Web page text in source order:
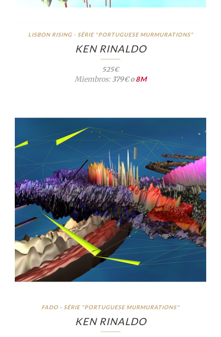
LISBON RISING - SÉRIE "PORTUGUESE MURMURATIONS"
KEN RINALDO
525€
Miembros:379€ o8M
FADO - SÉRIE "PORTUGUESE MURMURATIONS"
KEN RINALDO